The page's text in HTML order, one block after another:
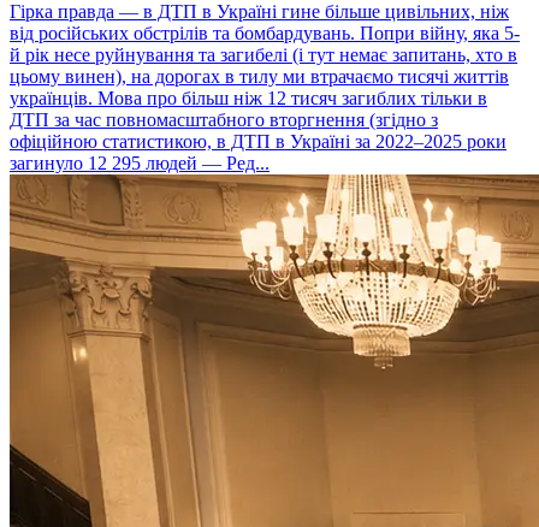
Гірка правда — в ДТП в Україні гине більше цивільних, ніж
від російських обстрілів та бомбардувань. Попри війну, яка 5-
й рік несе руйнування та загибелі (і тут немає запитань, хто в
цьому винен), на дорогах в тилу ми втрачаємо тисячі життів
українців. Мова про більш ніж 12 тисяч загиблих тільки в
ДТП за час повномасштабного вторгнення (згідно з
офіційною статистикою, в ДТП в Україні за 2022–2025 роки
загинуло 12 295 людей — Ред...